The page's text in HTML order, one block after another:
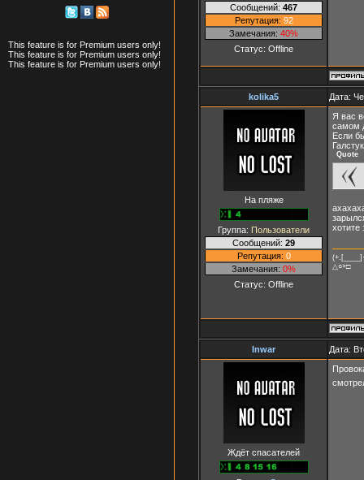
This feature is for Premium users only!
This feature is for Premium users only!
This feature is for Premium users only!
Сообщений: 467
Репутация: 92
Замечания: 40%
Статус: Offline
kolika5 Дата:
На пляже
Группа: Пользователи
Сообщений: 29
Репутация: 0
Замечания: 0%
Статус: Offline
Я вас
самом
Если
Quote
хотите
△○×□
Inwar Дата:
Ждёт спасателей